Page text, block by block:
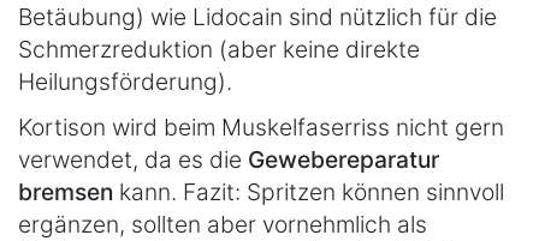
Betäubung) wie Lidocain sind nützlich für die
Schmerzreduktion (aber keine direkte
Heilungsförderung).
Kortison wird beim Muskelfaserriss nicht gern
verwendet, da es die Gewebereparatur
bremsen kann. Fazit: Spritzen können sinnvoll
ergänzen, sollten aber vornehmlich als